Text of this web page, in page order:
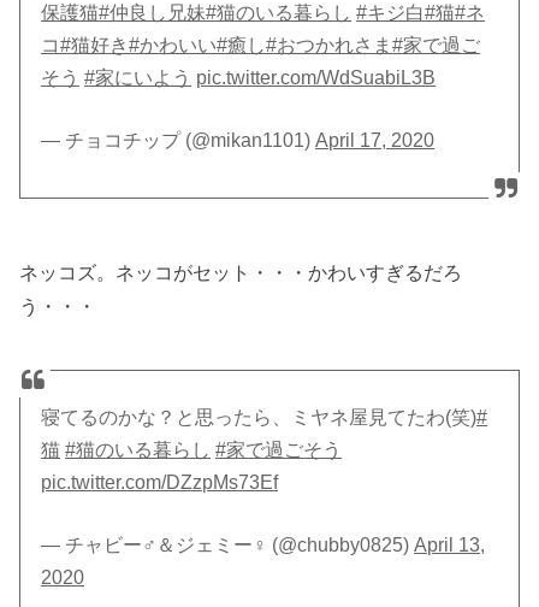
保護猫#仲良し兄妹#猫のいる暮らし #キジ白#猫#ネ
コ#猫好き#かわいい#癒し#おつかれさま#家で過ご
そう #家にいよう pic.twitter.com/WdSuabiL3B
— チョコチップ (@mikan1101)April 17, 2020
ネッコズ。ネッコがセット・・・かわいすぎるだろ
う・・・
寝てるのかな？と思ったら、ミヤネ屋見てたわ(笑)#
猫 #猫のいる暮らし #家で過ごそう
pic.twitter.com/DZzpMs73Ef
— チャビー♂＆ジェミー♀ (@chubby0825)April 13,
2020